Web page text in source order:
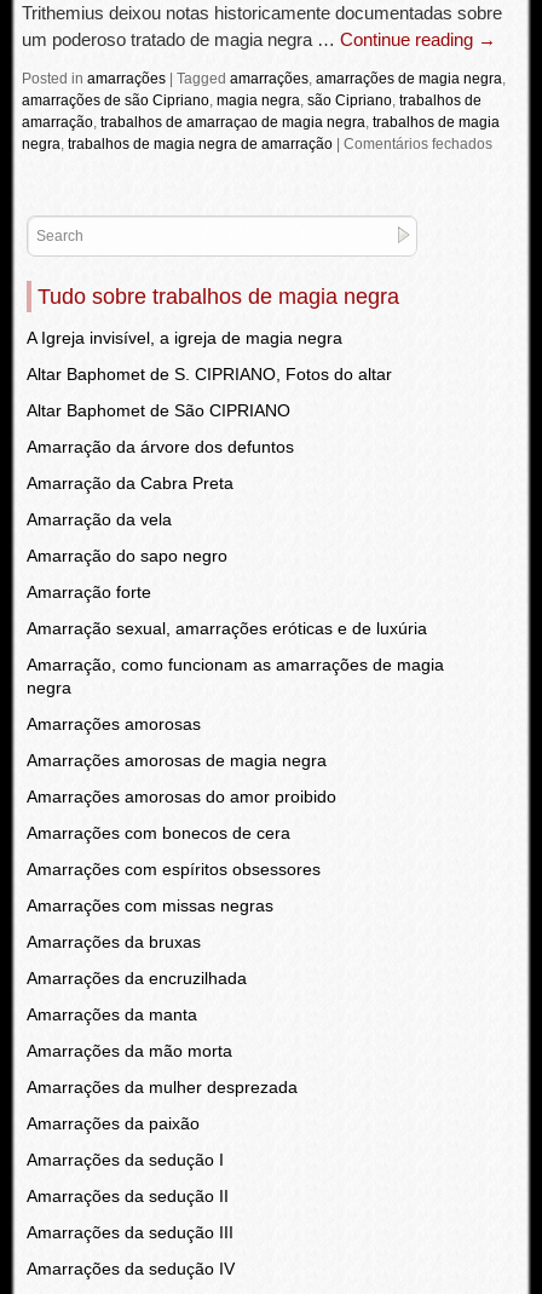
Trithemius deixou notas historicamente documentadas sobre
um poderoso tratado de magia negra … Continue reading →
Posted in amarrações Tagged amarrações, amarrações de magia negra,
amarrações de são Cipriano, magia negra, são Cipriano, trabalhos de
amarração, trabalhos de amarraçao de magia negra, trabalhos de magia
negra, trabalhos de magia negra de amarração Comentários fechados
Tudo sobre trabalhos de magia negra
A Igreja invisível, a igreja de magia negra
Altar Baphomet de S. CIPRIANO, Fotos do altar
Altar Baphomet de São CIPRIANO
Amarração da árvore dos defuntos
Amarração da Cabra Preta
Amarração da vela
Amarração do sapo negro
Amarração forte
Amarração sexual, amarrações eróticas e de luxúria
Amarração, como funcionam as amarrações de magia
negra
Amarrações amorosas
Amarrações amorosas de magia negra
Amarrações amorosas do amor proibido
Amarrações com bonecos de cera
Amarrações com espíritos obsessores
Amarrações com missas negras
Amarrações da bruxas
Amarrações da encruzilhada
Amarrações da manta
Amarrações da mão morta
Amarrações da mulher desprezada
Amarrações da paixão
Amarrações da sedução I
Amarrações da sedução II
Amarrações da sedução III
Amarrações da sedução IV